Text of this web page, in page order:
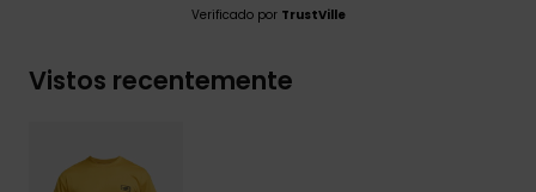
Verificado por TrustVille
Vistos recentemente